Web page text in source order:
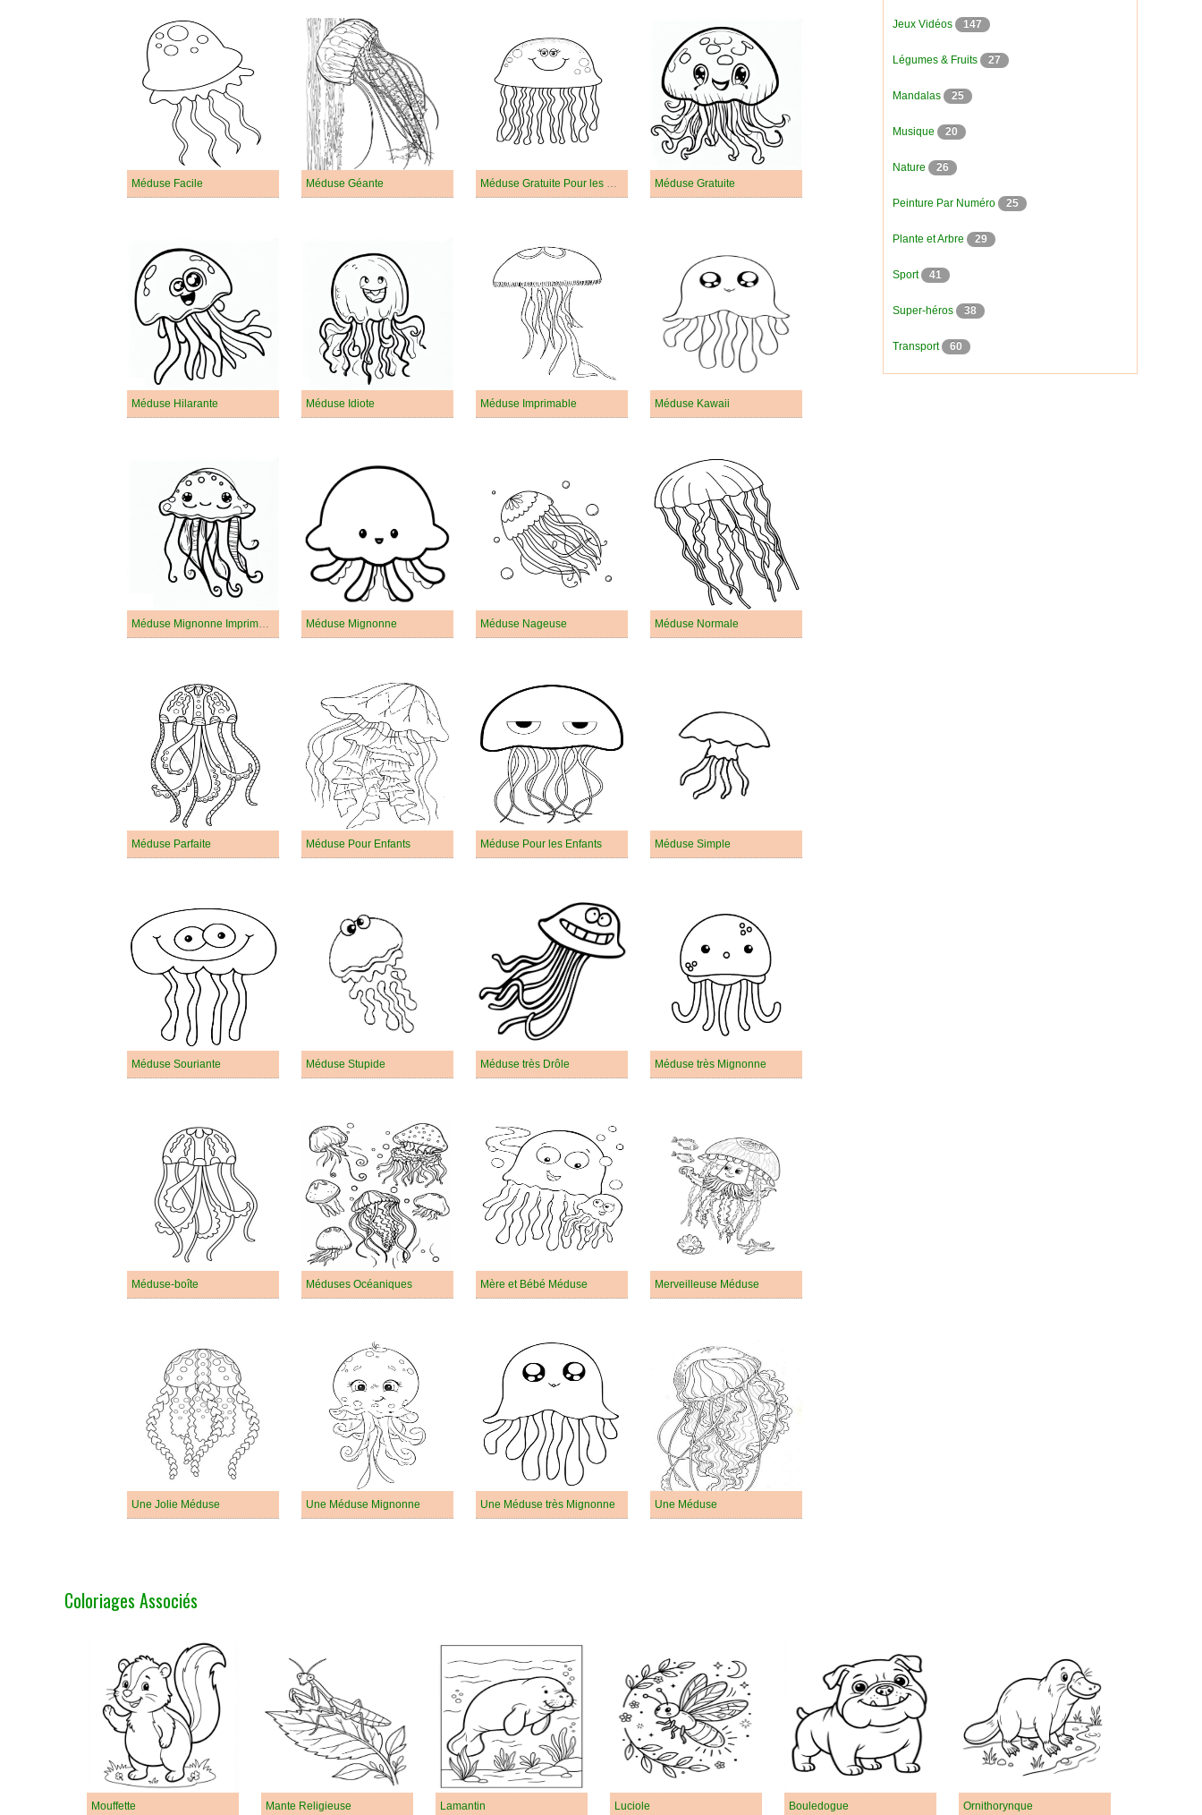
Méduse Facile Méduse Géante Méduse Gratuite Pour les Enfants Méduse Gratuite
Méduse Hilarante Méduse Idiote Méduse Imprimable Méduse Kawaii
Méduse Mignonne Imprimable Méduse Mignonne Méduse Nageuse Méduse Normale
Méduse Parfaite Méduse Pour Enfants Méduse Pour les Enfants Méduse Simple
Méduse Souriante Méduse Stupide Méduse très Drôle Méduse très Mignonne
Méduse-boîte Méduses Océaniques Mère et Bébé Méduse Merveilleuse Méduse
Une Jolie Méduse Une Méduse Mignonne Une Méduse très Mignonne Une Méduse
Jeux Vidéos 147
Légumes & Fruits 27
Mandalas 25
Musique 20
Nature 26
Peinture Par Numéro 25
Plante et Arbre 29
Sport 41
Super-héros 38
Transport 60
Coloriages Associés
Mouffette Mante Religieuse Lamantin Luciole Bouledogue Ornithorynque